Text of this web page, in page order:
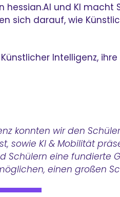
und KI macht
sich darauf, wie
Intelligenz,
konnten wir den
sowie KI & Mobilität
Schülern eine fundierte
einen großen